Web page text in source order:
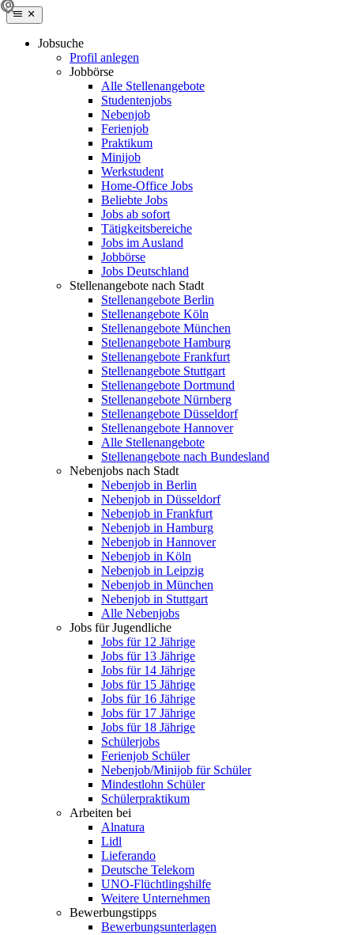
Jobsuche
Profil anlegen
Jobbörse
Alle Stellenangebote
Studentenjobs
Nebenjob
Ferienjob
Praktikum
Minijob
Werkstudent
Home-Office Jobs
Beliebte Jobs
Jobs ab sofort
Tätigkeitsbereiche
Jobs im Ausland
Jobbörse
Jobs Deutschland
Stellenangebote nach Stadt
Stellenangebote Berlin
Stellenangebote Köln
Stellenangebote München
Stellenangebote Hamburg
Stellenangebote Frankfurt
Stellenangebote Stuttgart
Stellenangebote Dortmund
Stellenangebote Nürnberg
Stellenangebote Düsseldorf
Stellenangebote Hannover
Alle Stellenangebote
Stellenangebote nach Bundesland
Nebenjobs nach Stadt
Nebenjob in Berlin
Nebenjob in Düsseldorf
Nebenjob in Frankfurt
Nebenjob in Hamburg
Nebenjob in Hannover
Nebenjob in Köln
Nebenjob in Leipzig
Nebenjob in München
Nebenjob in Stuttgart
Alle Nebenjobs
Jobs für Jugendliche
Jobs für 12 Jährige
Jobs für 13 Jährige
Jobs für 14 Jährige
Jobs für 15 Jährige
Jobs für 16 Jährige
Jobs für 17 Jährige
Jobs für 18 Jährige
Schülerjobs
Ferienjob Schüler
Nebenjob/Minijob für Schüler
Mindestlohn Schüler
Schülerpraktikum
Arbeiten bei
Alnatura
Lidl
Lieferando
Deutsche Telekom
UNO-Flüchtlingshilfe
Weitere Unternehmen
Bewerbungstipps
Bewerbungsunterlagen